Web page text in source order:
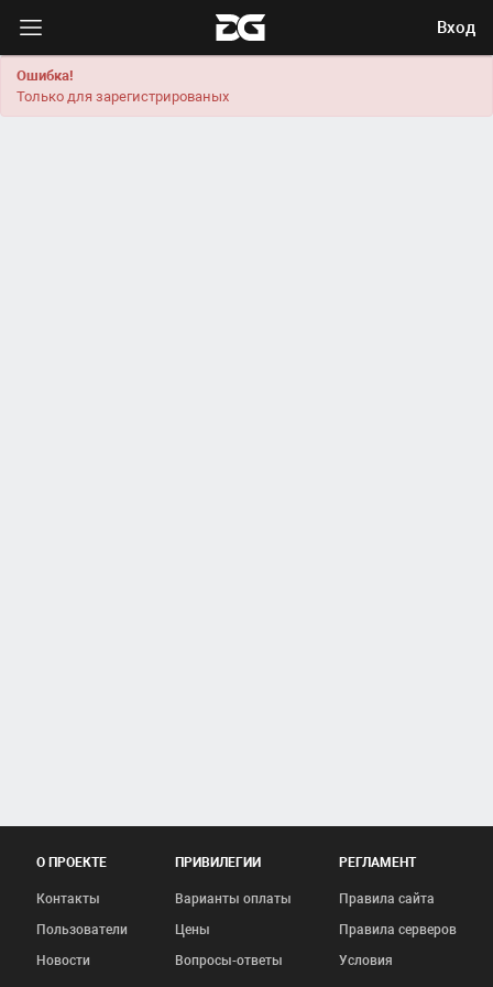
Вход
Ошибка!
Только для зарегистрированых
О ПРОЕКТЕ
Контакты
Пользователи
Новости
ПРИВИЛЕГИИ
Варианты оплаты
Цены
Вопросы-ответы
РЕГЛАМЕНТ
Правила сайта
Правила серверов
Условия